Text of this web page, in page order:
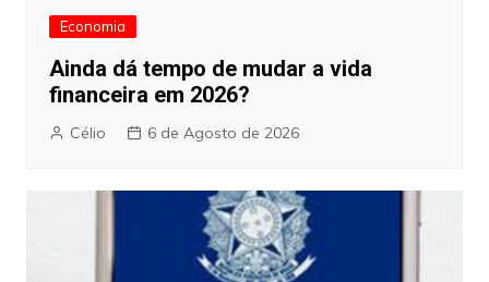
Economia
Ainda dá tempo de mudar a vida
financeira em 2026?
Célio 6 de Agosto de 2026